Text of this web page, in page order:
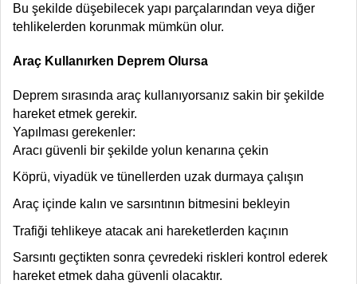
Bu şekilde düşebilecek yapı parçalarından veya diğer
tehlikelerden korunmak mümkün olur.
Araç Kullanırken Deprem Olursa
Deprem sırasında araç kullanıyorsanız sakin bir şekilde
hareket etmek gerekir.
Yapılması gerekenler:
Aracı güvenli bir şekilde yolun kenarına çekin
Köprü, viyadük ve tünellerden uzak durmaya çalışın
Araç içinde kalın ve sarsıntının bitmesini bekleyin
Trafiği tehlikeye atacak ani hareketlerden kaçının
Sarsıntı geçtikten sonra çevredeki riskleri kontrol ederek
hareket etmek daha güvenli olacaktır.